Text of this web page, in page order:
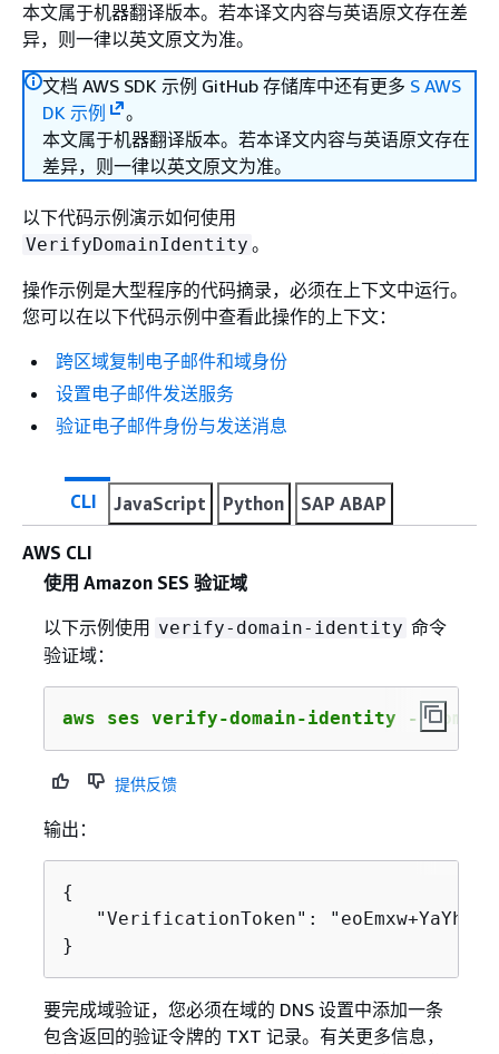
本文属于机器翻译版本。若本译文内容与英语原文存在差
异，则一律以英文原文为准。
文档 AWS SDK 示例 GitHub 存储库中还有更多 S AWS
DK 示例
。
本文属于机器翻译版本。若本译文内容与英语原文存在
差异，则一律以英文原文为准。
以下代码示例演示如何使用
VerifyDomainIdentity 。
操作示例是大型程序的代码摘录，必须在上下文中运行。
您可以在以下代码示例中查看此操作的上下文：
跨区域复制电子邮件和域身份
设置电子邮件发送服务
验证电子邮件身份与发送消息
CLI JavaScript Python SAP ABAP
AWS CLI
使用 Amazon SES 验证域
以下示例使用 verify-domain-identity 命令
验证域：
aws ses verify-domain-identity --
提供反馈
输出：
{
"VerificationToken":
}
要完成域验证，您必须在域的 DNS 设置中添加一条
包含返回的验证令牌的 TXT 记录。有关更多信息，